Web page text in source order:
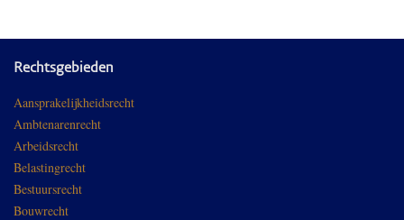
Rechtsgebieden
Aansprakelijkheidsrecht
Ambtenarenrecht
Arbeidsrecht
Belastingrecht
Bestuursrecht
Bouwrecht